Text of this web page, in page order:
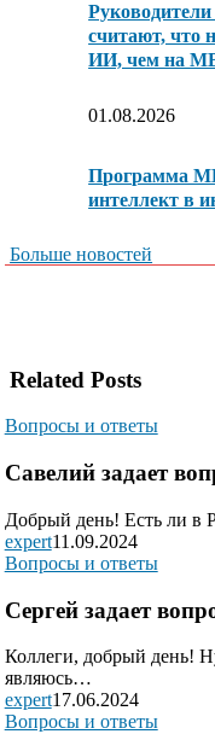
считают, что
ИИ, чем на
01.08.2026
Программа
интеллект в
Больше новостей
Related Posts
Вопросы и ответы
Савелий задает
Добрый день! Есть ли в
expert11.09.2024
Вопросы и ответы
Сергей задает
Коллеги, добрый день!
являюсь…
expert17.06.2024
Вопросы и ответы